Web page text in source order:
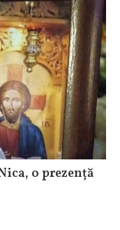
o prezență